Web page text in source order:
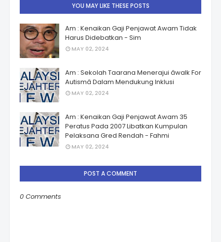
YOU MAY LIKE THESE POSTS
Am : Kenaikan Gaji Penjawat Awam Tidak
Harus Didebatkan - Sim
MAY 02, 2024
Am : Sekolah Taarana Menerajui âwalk For
Autismâ Dalam Mendukung Inklusi
MAY 02, 2024
Am : Kenaikan Gaji Penjawat Awam 35
Peratus Pada 2007 Libatkan Kumpulan
Pelaksana Gred Rendah - Fahmi
MAY 02, 2024
POST A COMMENT
0 Comments